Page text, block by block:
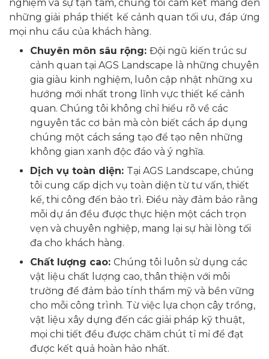
nghiệm và sự tận tâm, chúng tôi cam kết mang đến
những giải pháp thiết kế cảnh quan tối ưu, đáp ứng
mọi nhu cầu của khách hàng.
Chuyên môn sâu rộng: Đội ngũ kiến trúc sư
cảnh quan tại AGS Landscape là những chuyên
gia giàu kinh nghiệm, luôn cập nhật những xu
hướng mới nhất trong lĩnh vực thiết kế cảnh
quan. Chúng tôi không chỉ hiểu rõ về các
nguyên tắc cơ bản mà còn biết cách áp dụng
chúng một cách sáng tạo để tạo nên những
không gian xanh độc đáo và ý nghĩa.
Dịch vụ toàn diện: Tại AGS Landscape, chúng
tôi cung cấp dịch vụ toàn diện từ tư vấn, thiết
kế, thi công đến bảo trì. Điều này đảm bảo rằng
mỗi dự án đều được thực hiện một cách trọn
vẹn và chuyên nghiệp, mang lại sự hài lòng tối
đa cho khách hàng.
Chất lượng cao: Chúng tôi luôn sử dụng các
vật liệu chất lượng cao, thân thiện với môi
trường để đảm bảo tính thẩm mỹ và bền vững
cho mỗi công trình. Từ việc lựa chọn cây trồng,
vật liệu xây dựng đến các giải pháp kỹ thuật,
mọi chi tiết đều được chăm chút tỉ mỉ để đạt
được kết quả hoàn hảo nhất.